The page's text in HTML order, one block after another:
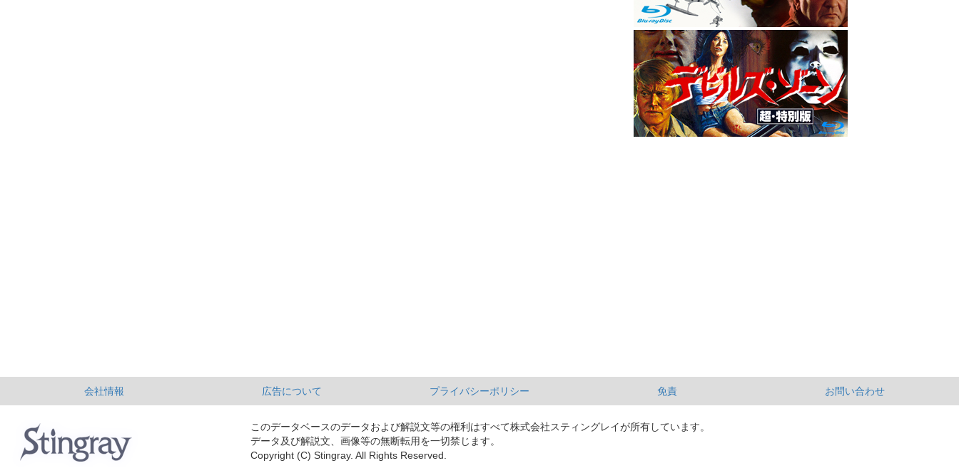
会社情報 広告について プライバシーポリシー 免責 お問い合わせ
このデータベースのデータおよび解説文等の権利はすべて株式会社スティングレイが所有しています。
データ及び解説文、画像等の無断転用を一切禁じます。
Copyright (C) Stingray. All Rights Reserved.